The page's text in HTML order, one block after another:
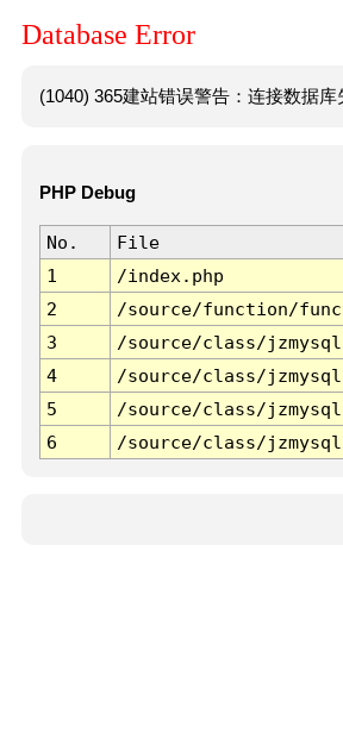
Database Error
(1040) 365建站错误警告：连接数据
PHP Debug
No. File
1
/index.php
2
/source/function/
3
/source/class/
4
/source/class/
5
/source/class/
6
/source/class/